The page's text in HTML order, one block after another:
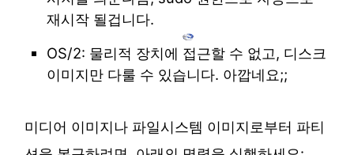
재시작 될겁니다.
OS/2: 물리적 장치에 접근할 수 없고, 디스크
이미지만 다룰 수 있습니다. 아깝네요;;
미디어 이미지나 파일시스템 이미지로부터 파티